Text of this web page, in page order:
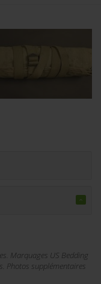
Marquages US Bedding
Photos supplémentaires